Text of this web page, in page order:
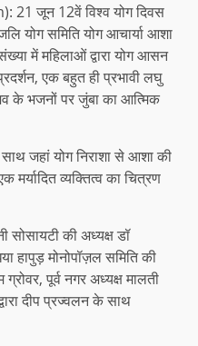
21 जून 12वें विश्व योग दिवस
योग समिति योग आचार्या आशा
में महिलाओं द्वारा योग आसन
एक बहुत ही प्रभावी लघु
के भजनों पर जुंबा का आत्मिक
जहां योग निराशा से आशा की
व्यक्तित्व का चित्रण
सोसायटी की अध्यक्ष डॉ
हापुड़ मोनोपॉज़ल समिति की
पूर्व नगर अध्यक्ष मालती
दीप प्रज्वलन के साथ